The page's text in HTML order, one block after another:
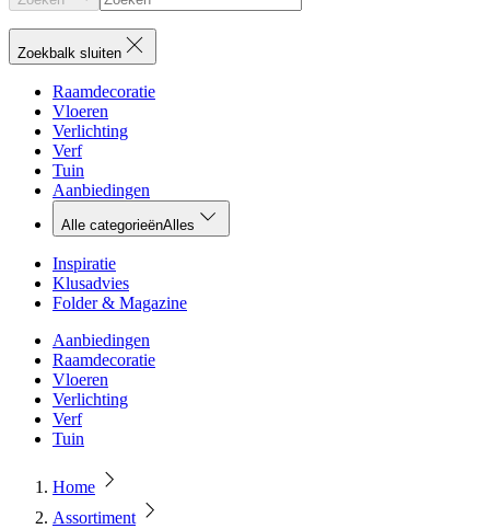
Zoekbalk sluiten
Raamdecoratie
Vloeren
Verlichting
Verf
Tuin
Aanbiedingen
Alle categorieënAlles
Inspiratie
Klusadvies
Folder & Magazine
Aanbiedingen
Raamdecoratie
Vloeren
Verlichting
Verf
Tuin
Home
Assortiment